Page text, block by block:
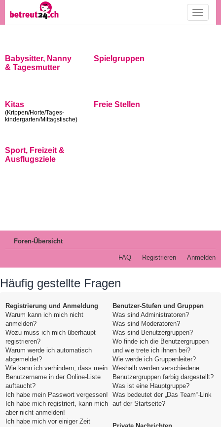
Toggle
Babysitter, Nanny
& Tagesmutter
Spielgruppen
Kitas
(Krippen/Horte/Tages-
kindergarten/Mittagstische)
Freie Stellen
Sport, Freizeit &
Ausflugsziele
Foren-Übersicht
FAQ Registrieren Anmelden
Häufig gestellte Fragen
Registrierung und Anmeldung
Warum kann ich mich nicht
anmelden?
Wozu muss ich mich überhaupt
registrieren?
Warum werde ich automatisch
abgemeldet?
Wie kann ich verhindern, dass mein
Benutzername in der Online-Liste
auftaucht?
Ich habe mein Passwort vergessen!
Ich habe mich registriert, kann mich
aber nicht anmelden!
Ich habe mich vor einiger Zeit
Benutzer-Stufen und Gruppen
Was sind Administratoren?
Was sind Moderatoren?
Was sind Benutzergruppen?
Wo finde ich die Benutzergruppen
und wie trete ich ihnen bei?
Wie werde ich Gruppenleiter?
Weshalb werden verschiedene
Benutzergruppen farbig dargestellt?
Was ist eine Hauptgruppe?
Was bedeutet der „Das Team“-Link
auf der Startseite?